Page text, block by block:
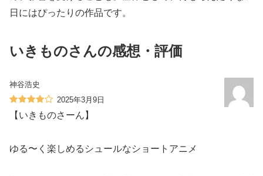
日にはぴったりの作品です。
いきものさんの感想・評価
神谷浩史
2025年3月9日
【いきものさーん】
ゆる〜く楽しめるシュールなショートアニメ